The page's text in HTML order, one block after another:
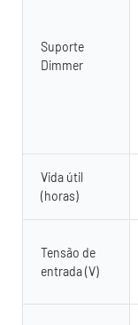
Suporte
Dimmer
Vida útil
(horas)
Tensão de
entrada (V)